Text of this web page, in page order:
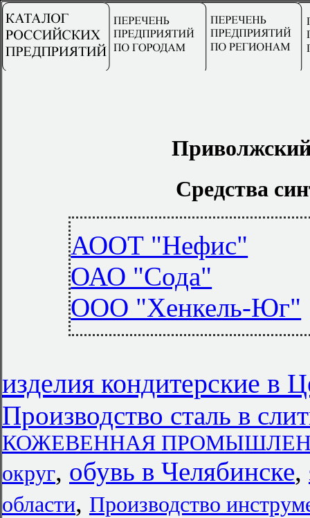
Средства
АООТ "Нефис"
ОАО "Сода"
ООО "Хенкель-Юг"
изделия кондитерские в
Производство сталь в
КОЖЕВЕННАЯ
округ, обувь в Челябинске,
области, Производство